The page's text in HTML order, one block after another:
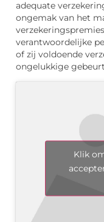
adequate
ongemak van het
verantwoordelijke
of zij voldoende
ongelukkige
Klik